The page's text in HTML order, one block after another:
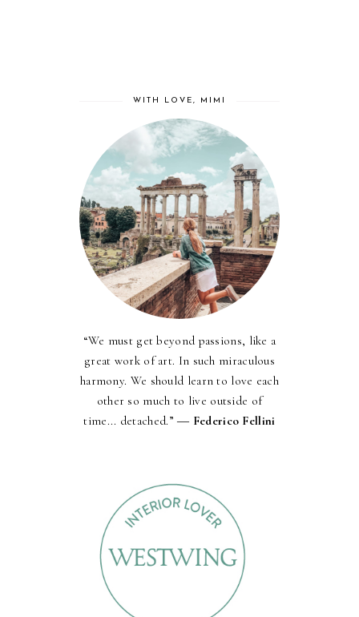
WITH LOVE, MIMI
“We must get beyond passions, like a
great work of art. In such miraculous
harmony. We should learn to love each
other so much to live outside of
time... detached.” ― Federico Fellini